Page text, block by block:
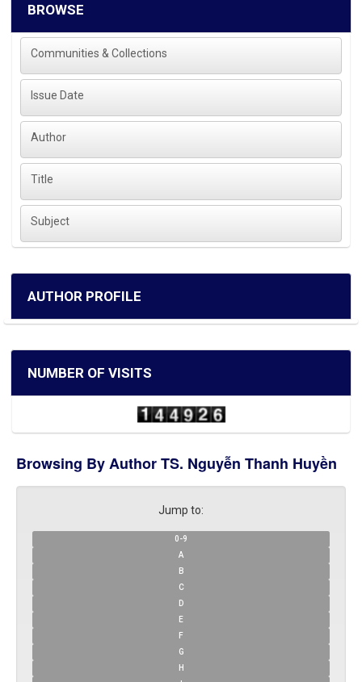
BROWSE
Communities & Collections
Issue Date
Author
Title
Subject
AUTHOR PROFILE
NUMBER OF VISITS
Browsing By Author TS. Nguyễn Thanh Huyền
Jump to:
0-9
A
B
C
D
E
F
G
H